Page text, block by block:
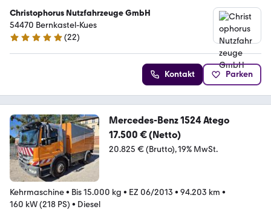
Christophorus Nutzfahrzeuge GmbH
54470 Bernkastel-Kues
5 Sterne
(22)
Kontakt Parken
Mercedes-Benz 1524 Atego
17.500 € (Netto)
20.825 € (Brutto) 19% MwSt.
Kehrmaschine• Bis 15.000 kg • EZ 06/2013 • 94.203 km •
160 kW (218 PS) • Diesel